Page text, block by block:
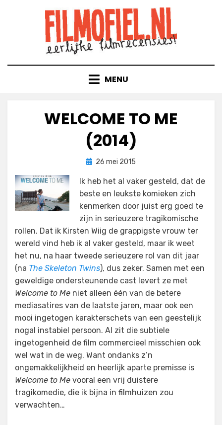
MENU
WELCOME TO ME
(2014)
doorFilmofiel.nl
Geplaatst
26 mei 2015
Ik heb het al vaker gesteld, dat de
beste en leukste komieken zich
kenmerken door juist erg goed te
zijn in serieuzere tragikomische
rollen. Dat ik Kirsten Wiig de grappigste vrouw ter
wereld vind heb ik al vaker gesteld, maar ik weet
het nu, na haar tweede serieuzere rol van dit jaar
(na The Skeleton Twins), dus zeker. Samen met een
geweldige ondersteunende cast levert ze met
Welcome to Me niet alleen één van de betere
mediasatires van de laatste jaren, maar ook een
mooi ingetogen karakterschets van een geestelijk
nogal instabiel persoon. Al zit die subtiele
ingetogenheid de film commercieel misschien ook
wel wat in de weg. Want ondanks z’n
ongemakkelijkheid en heerlijk aparte premisse is
Welcome to Me vooral een vrij duistere
tragikomedie, die ik bijna in filmhuizen zou
verwachten…